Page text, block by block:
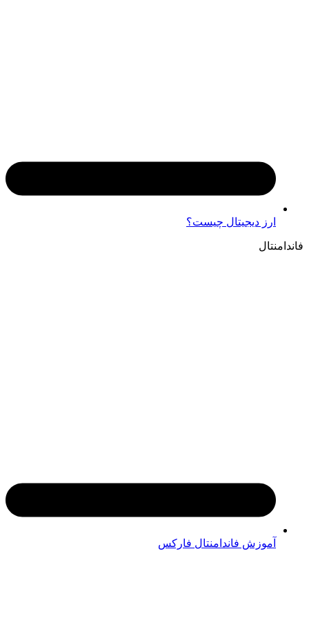
ارز دیجیتال چیست؟
فاندامنتال
آموزش فاندامنتال فارکس